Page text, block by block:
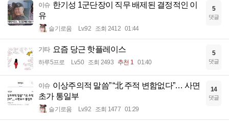
이슈 한기성 1군단장이 직무 배제된 결정적인 이
유
슬기로움 Lv.92 조회 2412 01:44
5
댓글
기타 요즘 당근 핫플레이스
하루5프로 Lv.50 조회 2493 추천 1 01:40
5
댓글
이슈 이상주의적 말씀” “北 주적 변함없다”… 사면
초가 통일부
슬기로움 Lv.92 조회 1477 01:29
14
댓글